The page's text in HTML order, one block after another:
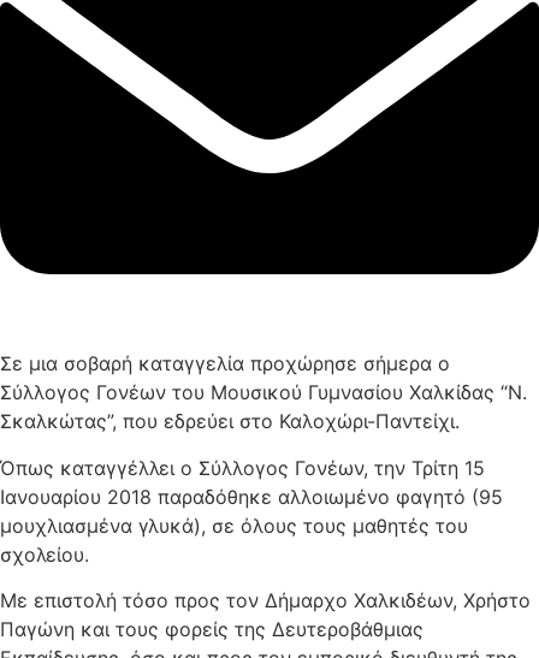
Σε μια σοβαρή καταγγελία προχώρησε σήμερα ο
Σύλλογος Γονέων του Μουσικού Γυμνασίου Χαλκίδας “Ν.
Σκαλκώτας”, που εδρεύει στο Καλοχώρι-Παντείχι.
Όπως καταγγέλλει ο Σύλλογος Γονέων, την Τρίτη 15
Ιανουαρίου 2018 παραδόθηκε αλλοιωμένο φαγητό (95
μουχλιασμένα γλυκά), σε όλους τους μαθητές του
σχολείου.
Με επιστολή τόσο προς τον Δήμαρχο Χαλκιδέων, Χρήστο
Παγώνη και τους φορείς της Δευτεροβάθμιας